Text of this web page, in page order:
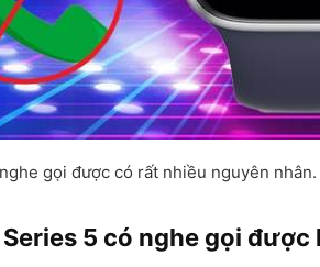
gọi được có rất nhiều nguyên nhân.
5 có nghe gọi được